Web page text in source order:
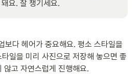
요. 잘 챙기세요.
보다 헤어가 중요해요. 평소 스타일을
일을 미리 사진으로 저장해 놓으면 좋
않고 자연스럽게 진행해요.